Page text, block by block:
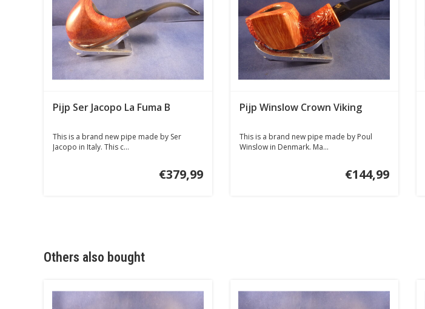
Pijp Ser Jacopo La Fuma B
This is a brand new pipe made by Ser
Jacopo in Italy. This c...
€379,99
Pijp Winslow Crown Viking
This is a brand new pipe made by Poul
Winslow in Denmark. Ma...
€144,99
Others also bought